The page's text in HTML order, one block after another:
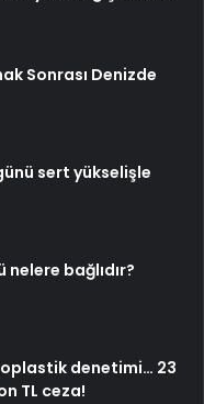
Sonrası Denizde
sert yükselişle
nelere bağlıdır?
denetimi… 23
TL ceza!